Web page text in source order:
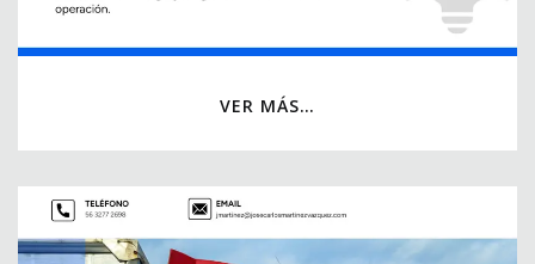
VER MÁS…